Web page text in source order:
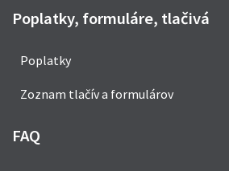
Poplatky, formuláre, tlačivá
Poplatky
Zoznam tlačív a formulárov
FAQ